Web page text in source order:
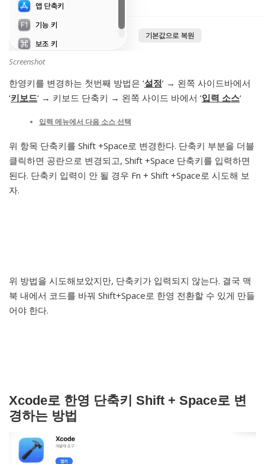
Screenshot
한영키를 변경하는 첫번째 방법은 ‘설정‘ → 왼쪽 사이드바에서
‘키보드‘ → 키보드 단축키 → 왼쪽 사이드 바에서 ‘입력 소스‘
입력 메뉴에서 다음 소스 선택
위 항목 단축키를 Shift +Space로 변경한다. 단축키 부분을 더블
클릭하면 공란으로 변경되고, Shift +Space 단축키를 입력하면
된다. 단축키 입력이 안 될 경우 Fn + Shift +Space로 시도해 보
자.
위 방법을 시도해보았지만, 단축키가 입력되지 않는다. 결국 맥
북 내에서 코드를 바꿔 Shift+Space로 한영 전환할 수 있게 만들
어야 한다.
Xcode로 한영 단축키 Shift + Space로 변
경하는 방법